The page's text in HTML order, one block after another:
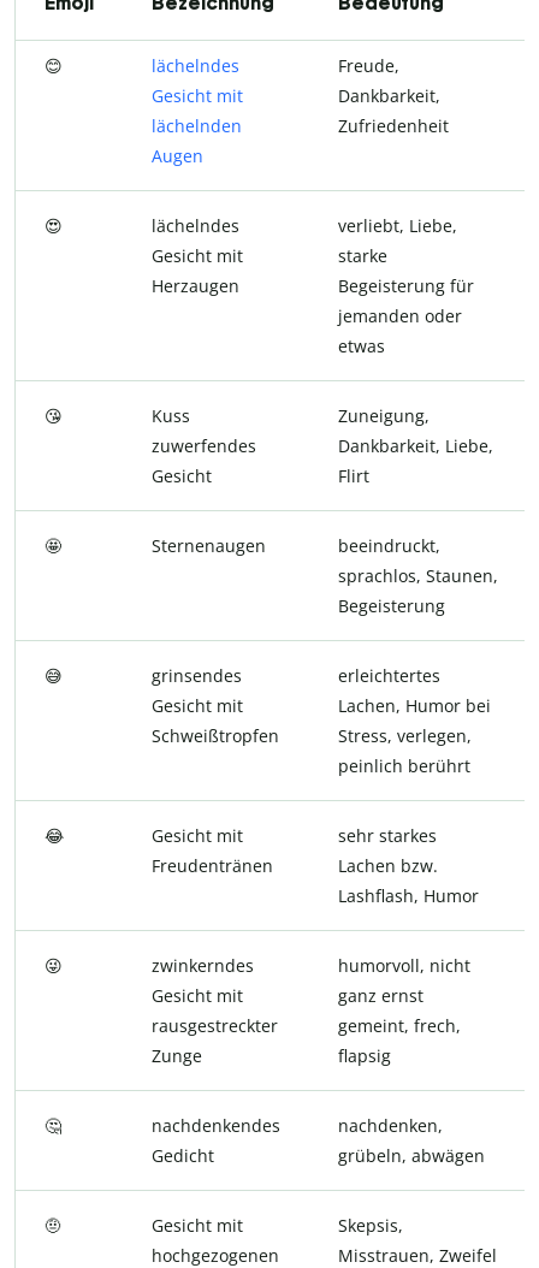
😊
lächelndes
Gesicht mit
lächelnden
Augen
Freude,
Dankbarkeit,
Zufriedenheit
😍
lächelndes
Gesicht mit
Herzaugen
verliebt, Liebe,
starke
Begeisterung für
jemanden oder
etwas
😘
Kuss
zuwerfendes
Gesicht
Zuneigung,
Dankbarkeit, Liebe,
Flirt
🤩 Sternenaugen
beeindruckt,
sprachlos, Staunen,
Begeisterung
😅
grinsendes
Gesicht mit
Schweißtropfen
erleichtertes
Lachen, Humor bei
Stress, verlegen,
peinlich berührt
😂
Gesicht mit
Freudentränen
sehr starkes
Lachen bzw.
Lashflash, Humor
😜
zwinkerndes
Gesicht mit
rausgestreckter
Zunge
humorvoll, nicht
ganz ernst
gemeint, frech,
flapsig
🤔
nachdenkendes
Gedicht
nachdenken,
grübeln, abwägen
🤨
Gesicht mit
hochgezogenen
Skepsis,
Misstrauen, Zweifel